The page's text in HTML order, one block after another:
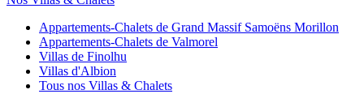
Appartements-Chalets de Grand Massif Samoëns Morillon
Appartements-Chalets de Valmorel
Villas de Finolhu
Villas d'Albion
Tous nos Villas & Chalets